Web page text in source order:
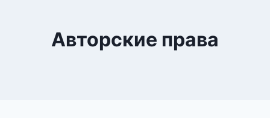
Авторские права